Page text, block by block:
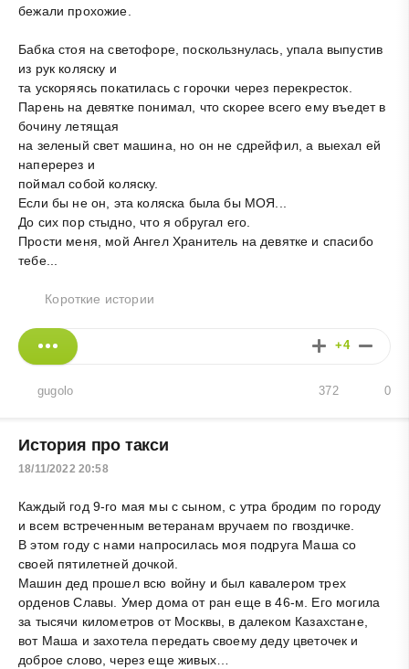
бежали прохожие.
Бабка стоя на светофоре, поскользнулась, упала выпустив
из рук коляску и
та ускоряясь покатилась с горочки через перекресток.
Парень на девятке понимал, что скорее всего ему въедет в
бочину летящая
на зеленый свет машина, но он не сдрейфил, а выехал ей
наперерез и
поймал собой коляску.
Если бы не он, эта коляска была бы МОЯ...
До сих пор стыдно, что я обругал его.
Прости меня, мой Ангел Хранитель на девятке и спасибо
тебе...
Короткие истории
+4
gugolo 0
372
История про такси
18/11/2022 20:58
Каждый год 9-го мая мы с сыном, с утра бродим по городу
и всем встреченным ветеранам вручаем по гвоздичке.
В этом году с нами напросилась моя подруга Маша со
своей пятилетней дочкой.
Машин дед прошел всю войну и был кавалером трех
орденов Славы. Умер дома от ран еще в 46-м. Его могила
за тысячи километров от Москвы, в далеком Казахстане,
вот Маша и захотела передать своему деду цветочек и
доброе слово, через еще живых…